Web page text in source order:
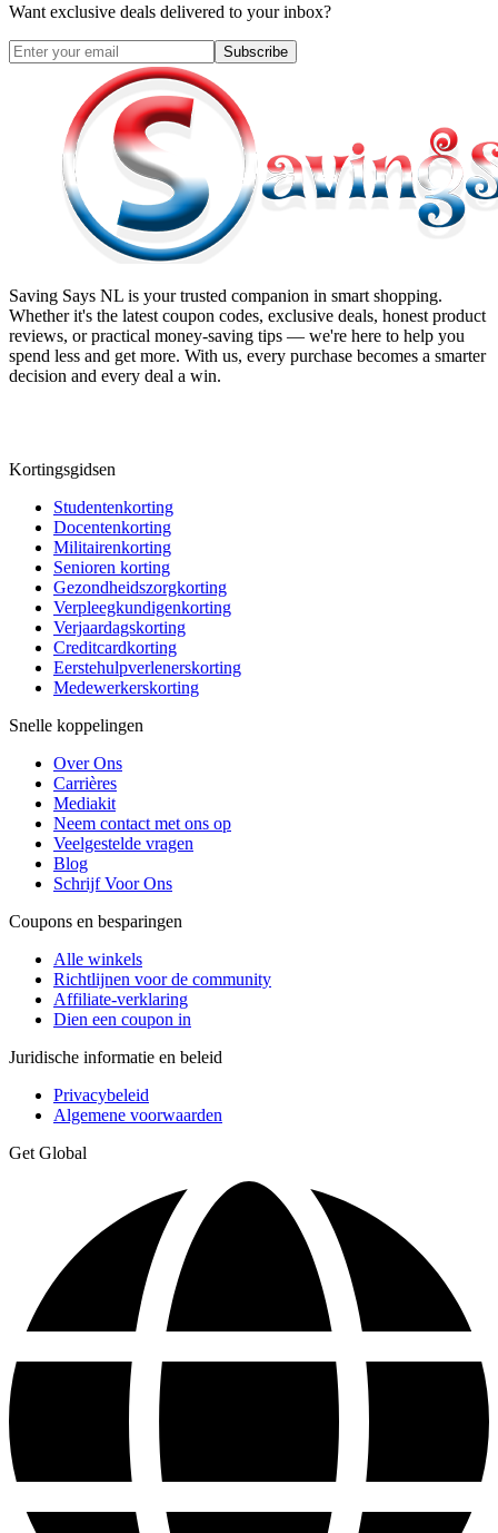
Want exclusive deals delivered to your inbox?
Subscribe
Saving Says NL is your trusted companion in smart shopping.
Whether it's the latest coupon codes, exclusive deals, honest product
reviews, or practical money-saving tips — we're here to help you
spend less and get more. With us, every purchase becomes a smarter
decision and every deal a win.
Kortingsgidsen
Studentenkorting
Docentenkorting
Militairenkorting
Senioren korting
Gezondheidszorgkorting
Verpleegkundigenkorting
Verjaardagskorting
Creditcardkorting
Eerstehulpverlenerskorting
Medewerkerskorting
Snelle koppelingen
Over Ons
Carrières
Mediakit
Neem contact met ons op
Veelgestelde vragen
Blog
Schrijf Voor Ons
Coupons en besparingen
Alle winkels
Richtlijnen voor de community
Affiliate-verklaring
Dien een coupon in
Juridische informatie en beleid
Privacybeleid
Algemene voorwaarden
Get Global